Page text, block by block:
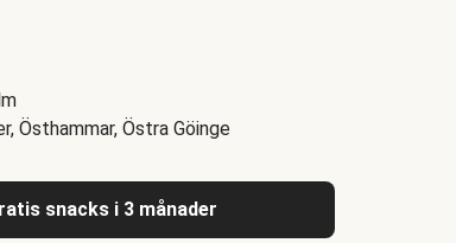
Östhammar, Östra Göinge
snacks i 3 månader